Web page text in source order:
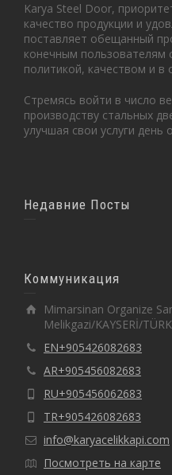
Karya Steel Door,
качество продукции и
поставляет обещанный
конечным пользователям
политикой, качеством и в
Стремясь войти в число
производству стальных
улучшая свои услуги день
Недавние Посты
Коммуникация
Mimarsinan Organize
Melikgazi/KAYSERİ/
EN+905426082683
AR+905456082683
RU+905456062683
TR+905426082683
info@karyacelikkapi.com
Посмотреть на карте